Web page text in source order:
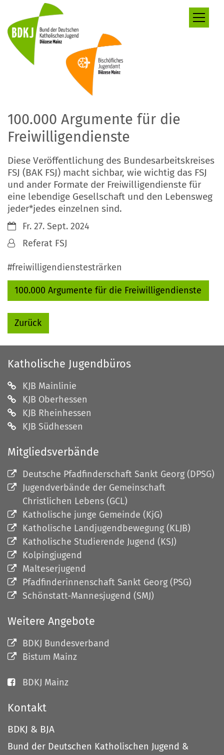
Zum Inhalt springen
100.000 Argumente für die
Freiwilligendienste
Diese Veröffentlichung des Bundesarbeitskreises
FSJ (BAK FSJ) macht sichbar, wie wichtig das FSJ
und ander Formate der Freiwilligendienste für
eine lebendige Gesellschaft und den Lebensweg
jeder*jedes einzelnen sind.
Datum:Fr. 27. Sept. 2024
Von:Referat FSJ
#freiwilligendienstesträrken
100.000 Argumente für die Freiwilligendienste
Zurück
Katholische Jugendbüros
KJB Mainlinie
KJB Oberhessen
KJB Rheinhessen
KJB Südhessen
Mitgliedsverbände
Deutsche Pfadfinderschaft Sankt Georg (DPSG)
Jugendverbände der Gemeinschaft
Christlichen Lebens (GCL)
Katholische junge Gemeinde (KjG)
Katholische Landjugendbewegung (KLJB)
Katholische Studierende Jugend (KSJ)
Kolpingjugend
Malteserjugend
Pfadfinderinnenschaft Sankt Georg (PSG)
Schönstatt-Mannesjugend (SMJ)
Weitere Angebote
BDKJ Bundesverband
Bistum Mainz
BDKJ Mainz
Kontakt
BDKJ & BJA
Bund der Deutschen Katholischen Jugend &